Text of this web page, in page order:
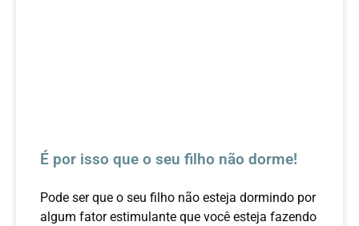
É por isso que o seu filho não dorme!
Pode ser que o seu filho não esteja dormindo por
algum fator estimulante que você esteja fazendo